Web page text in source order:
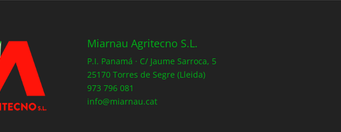
Miarnau Agritecno S.L.
P.I. Panamá · C/ Jaume Sarroca, 5
25170 Torres de Segre (Lleida)
973 796 081
info@miarnau.cat